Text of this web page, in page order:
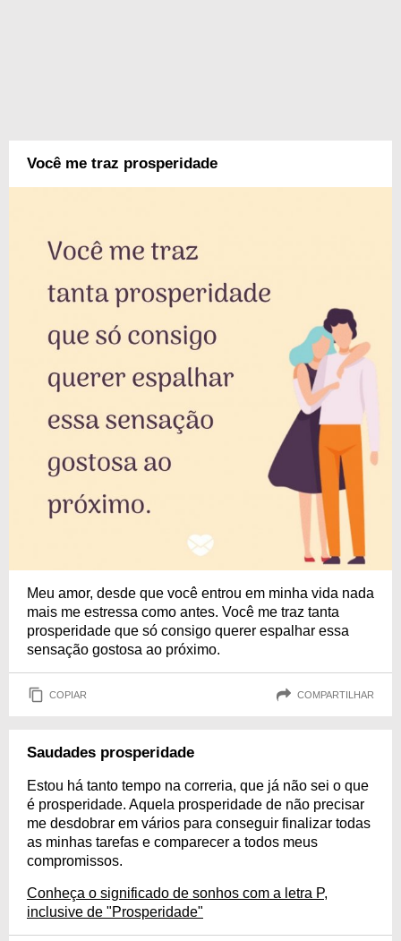
Você me traz prosperidade
Meu amor, desde que você entrou em minha vida nada
mais me estressa como antes. Você me traz tanta
prosperidade que só consigo querer espalhar essa
sensação gostosa ao próximo.
COPIAR COMPARTILHAR
Saudades prosperidade
Estou há tanto tempo na correria, que já não sei o que
é prosperidade. Aquela prosperidade de não precisar
me desdobrar em vários para conseguir finalizar todas
as minhas tarefas e comparecer a todos meus
compromissos.
Conheça o significado de sonhos com a letra P,
inclusive de "Prosperidade"